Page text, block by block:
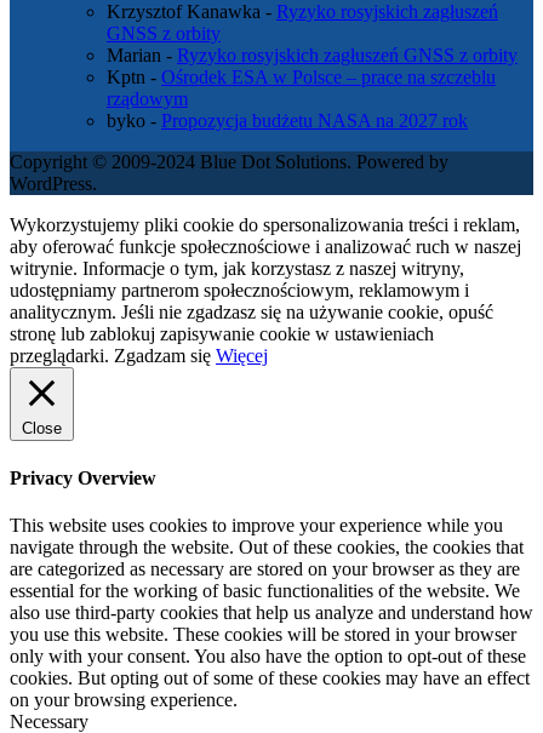
Krzysztof Kanawka - Ryzyko rosyjskich zagłuszeń
GNSS z orbity
Marian - Ryzyko rosyjskich zagłuszeń GNSS z orbity
Kptn - Ośrodek ESA w Polsce – prace na szczeblu
rządowym
byko - Propozycja budżetu NASA na 2027 rok
Copyright © 2009-2024 Blue Dot Solutions. Powered by
WordPress.
Wykorzystujemy pliki cookie do spersonalizowania treści i reklam,
aby oferować funkcje społecznościowe i analizować ruch w naszej
witrynie. Informacje o tym, jak korzystasz z naszej witryny,
udostępniamy partnerom społecznościowym, reklamowym i
analitycznym. Jeśli nie zgadzasz się na używanie cookie, opuść
stronę lub zablokuj zapisywanie cookie w ustawieniach
przeglądarki. Zgadzam się Więcej
Close
Privacy Overview
This website uses cookies to improve your experience while you
navigate through the website. Out of these cookies, the cookies that
are categorized as necessary are stored on your browser as they are
essential for the working of basic functionalities of the website. We
also use third-party cookies that help us analyze and understand how
you use this website. These cookies will be stored in your browser
only with your consent. You also have the option to opt-out of these
cookies. But opting out of some of these cookies may have an effect
on your browsing experience.
Necessary